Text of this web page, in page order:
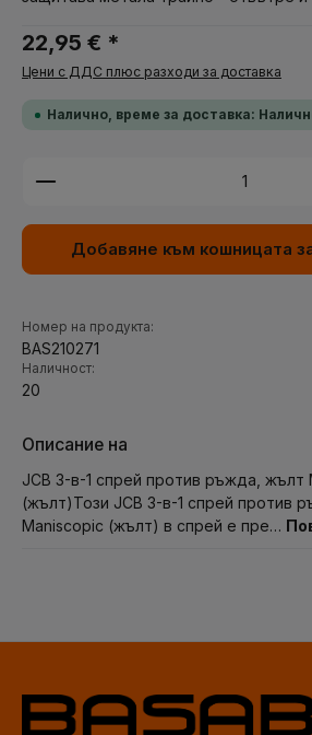
22,95 € *
Цени с ДДС плюс разходи за доставка
Налично, време за доставка:
Количество на продукта:
Добавяне към кошницата
Номер на продукта:
BAS210271
Наличност:
20
Описание на
JCB 3-в-1 спрей против ръжда, жълт
(жълт)Този JCB 3-в-1 спрей против
Maniscopic (жълт) в спрей е пре…